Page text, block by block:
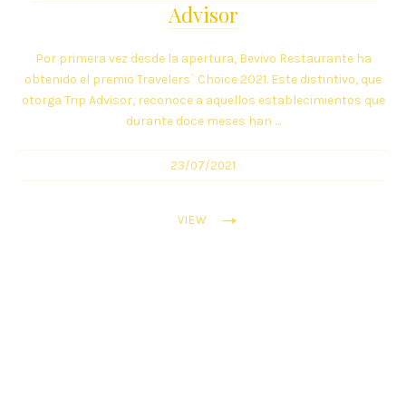
Advisor
Por primera vez desde la apertura, Bevivo Restaurante ha
obtenido el premio Travelers` Choice 2021. Este distintivo, que
otorga Trip Advisor, reconoce a aquellos establecimientos que
durante doce meses han …
23/07/2021
VIEW